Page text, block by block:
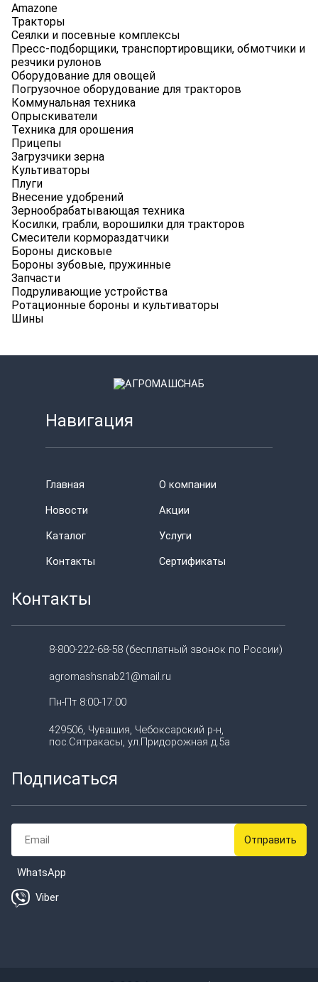
Amazone
Тракторы
Сеялки и посевные комплексы
Пресс-подборщики, транспортировщики, обмотчики и
резчики рулонов
Оборудование для овощей
Погрузочное оборудование для тракторов
Коммунальная техника
Опрыскиватели
Техника для орошения
Прицепы
Загрузчики зерна
Культиваторы
Плуги
Внесение удобрений
Зернообрабатывающая техника
Косилки, грабли, ворошилки для тракторов
Смесители кормораздатчики
Бороны дисковые
Бороны зубовые, пружинные
Запчасти
Подруливающие устройства
Ротационные бороны и культиваторы
Шины
Навигация
Главная
О компании
Новости
Акции
Каталог
Услуги
Контакты
Сертификаты
Контакты
8-800-222-68-58 (бесплатный звонок по России)
agromashsnab21@mail.ru
Пн-Пт 8:00-17:00
429506, Чувашия, Чебоксарский р-н,
пос.Сятракасы, ул.Придорожная д.5а
Подписаться
WhatsApp
Viber